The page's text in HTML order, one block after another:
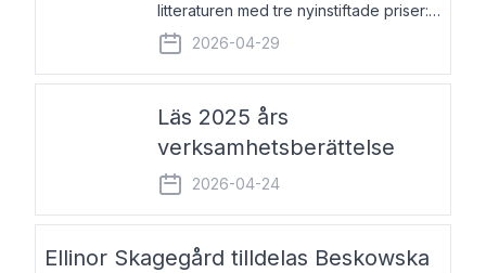
litteraturen med tre nyinstiftade priser:
Svenska Akademiens pris till
framstående författare av svensk
sakprosa som i år går till Magnus
2026-04-29
Läs 2025 års
verksamhetsberättelse
2026-04-24
Ellinor Skagegård tilldelas Beskowska